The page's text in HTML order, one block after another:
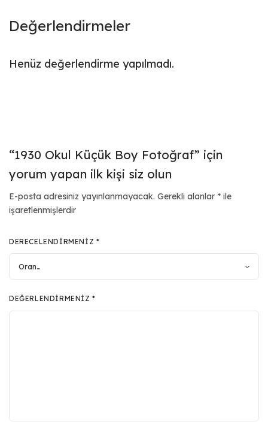
Değerlendirmeler
Henüz değerlendirme yapılmadı.
“1930 Okul Küçük Boy Fotoğraf” için
yorum yapan ilk kişi siz olun
E-posta adresiniz yayınlanmayacak. Gerekli alanlar * ile
işaretlenmişlerdir
DERECELENDIRMENIZ *
DEĞERLENDIRMENIZ*